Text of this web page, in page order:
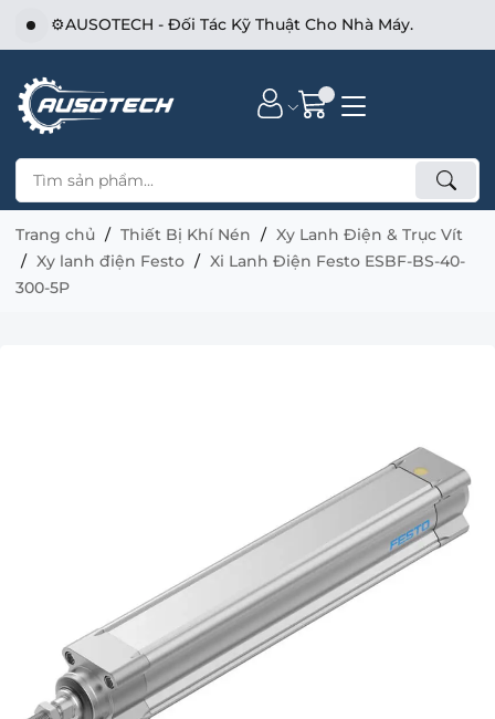
⚙️AUSOTECH - Đối Tác Kỹ Thuật Cho Nhà Máy.
Trang chủ Thiết Bị Khí Nén
Xy Lanh Điện & Trục Vít
Xy lanh điện Festo
Xi Lanh Điện Festo ESBF-BS-40-
300-5P